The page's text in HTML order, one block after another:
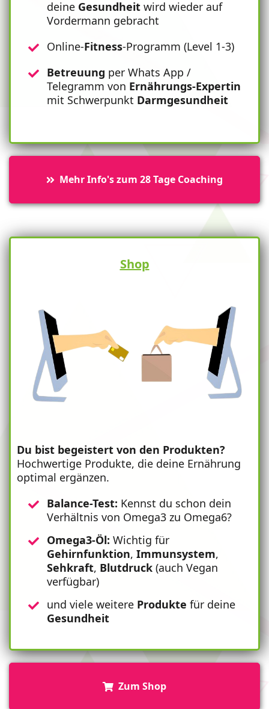
deine Gesundheit wird wieder auf
Vordermann gebracht
Online-Fitness-Programm (Level 1-3)
Betreuung per Whats App /
Telegramm von Ernährungs-Expertin
mit Schwerpunkt Darmgesundheit
Mehr Info's zum 28 Tage Coaching
Shop
Du bist begeistert von den Produkten?
Hochwertige Produkte, die deine Ernährung
optimal ergänzen.
Balance-Test: Kennst du schon dein
Verhältnis von Omega3 zu Omega6?
Omega3-Öl: Wichtig für
Gehirnfunktion, Immunsystem,
Sehkraft, Blutdruck (auch Vegan
verfügbar)
und viele weitere Produkte für deine
Gesundheit
Zum Shop